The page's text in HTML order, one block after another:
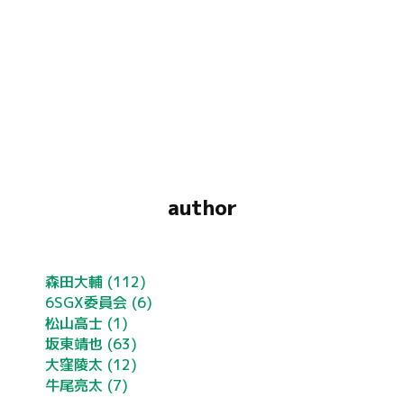
author
森田大輔 (112)
6SGX委員会 (6)
松山高士 (1)
坂東靖也 (63)
大窪陵太 (12)
牛尾亮太 (7)